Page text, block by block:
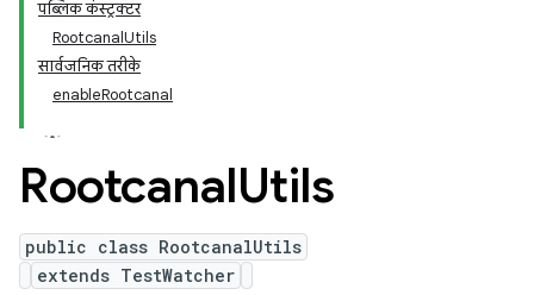
पब्लिक कंस्ट्रक्टर
RootcanalUtils
सार्वजनिक तरीके
enableRootcanal
RootcanalUtils
public class RootcanalUtils
extends TestWatcher